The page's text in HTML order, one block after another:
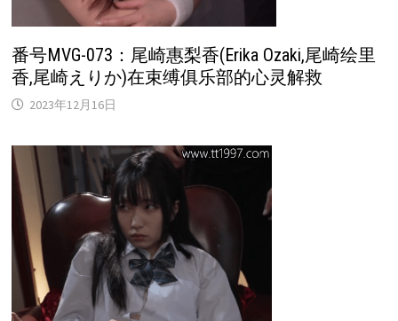
番号MVG-073：尾崎惠梨香(Erika Ozaki,尾崎绘里
香,尾崎えりか)在束缚俱乐部的心灵解救
2023年12月16日